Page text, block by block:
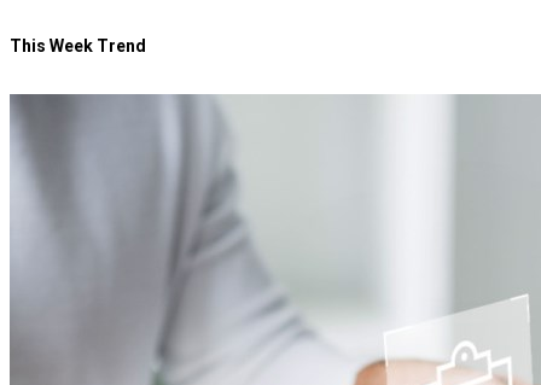
This Week Trend